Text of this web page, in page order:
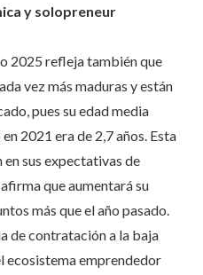
y solopreneur
2025 refleja también que
vez más maduras y están
pues su edad media
2021 era de 2,7 años. Esta
sus expectativas de
que aumentará su
más que el año pasado.
de contratación a la baja
ecosistema emprendedor